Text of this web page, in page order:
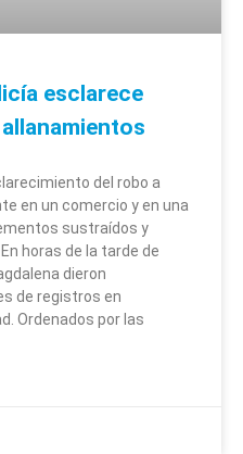
esclarece
del robo a
en un comercio y en una
sustraídos y
horas de la tarde de
dieron
de registros en
Ordenados por las